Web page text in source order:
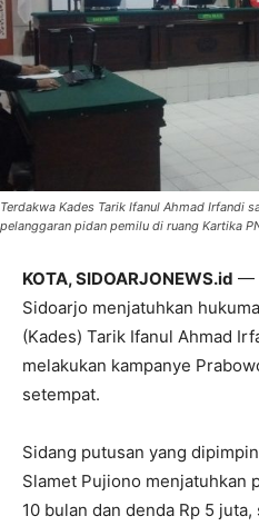
Terdakwa Kades Tarik Ifanul Ahmad Irfandi
pelanggaran pidan pemilu di ruang Kartika
KOTA, SIDOARJONEWS.id —
Sidoarjo menjatuhkan
(Kades) Tarik Ifanul Ahmad
melakukan kampanye
setempat.
Sidang putusan yang
Slamet Pujiono menjatuhkan
10 bulan dan denda Rp 5